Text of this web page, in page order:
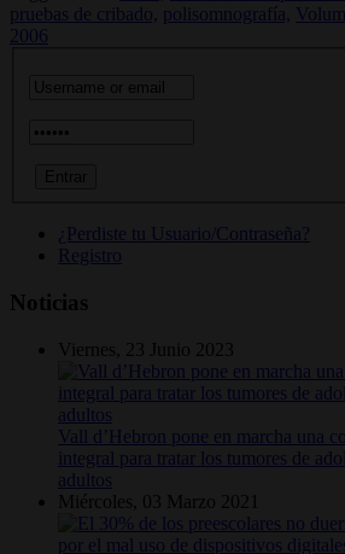
pruebas de cribado, polisomnografía,
2006
¿Perdiste tu Usuario/Contraseña?
Registro
Noticias
Viernes, 23 Junio 2023
Vall d’Hebron pone en marcha una
integral para tratar los tumores de
adultos
Miércoles, 03 Marzo 2021